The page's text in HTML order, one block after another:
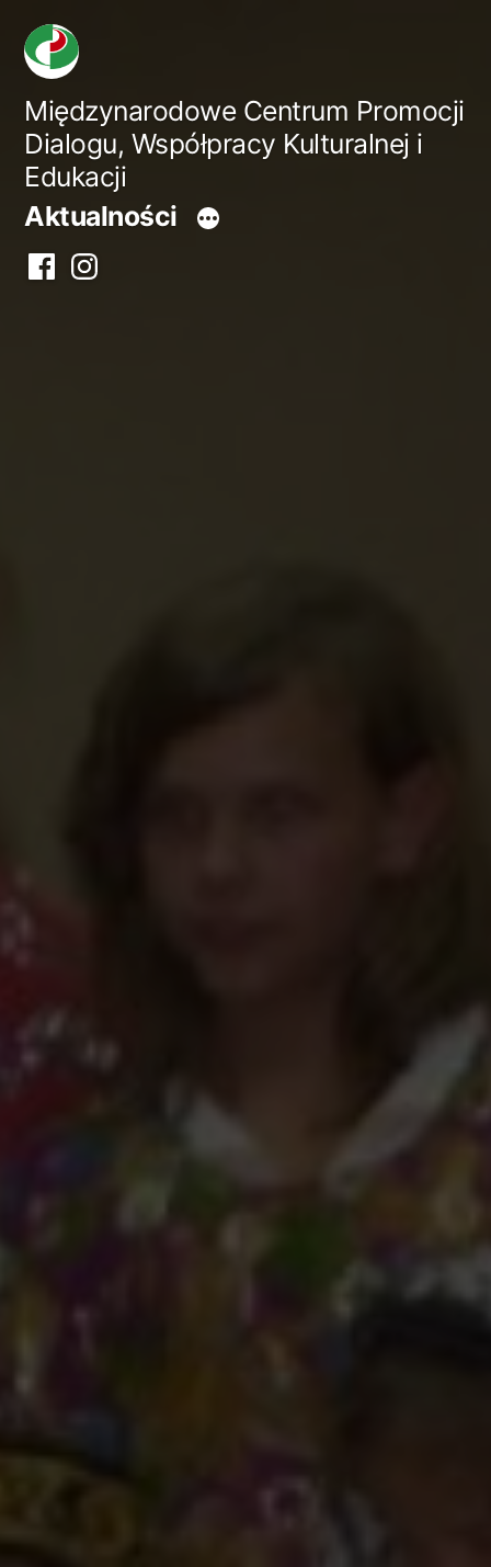
Przejdź
treściMiędzynarodowe Centrum Promocji
Dialogu, Współpracy Kulturalnej i
Edukacji
Aktualności
FacebookInstagram